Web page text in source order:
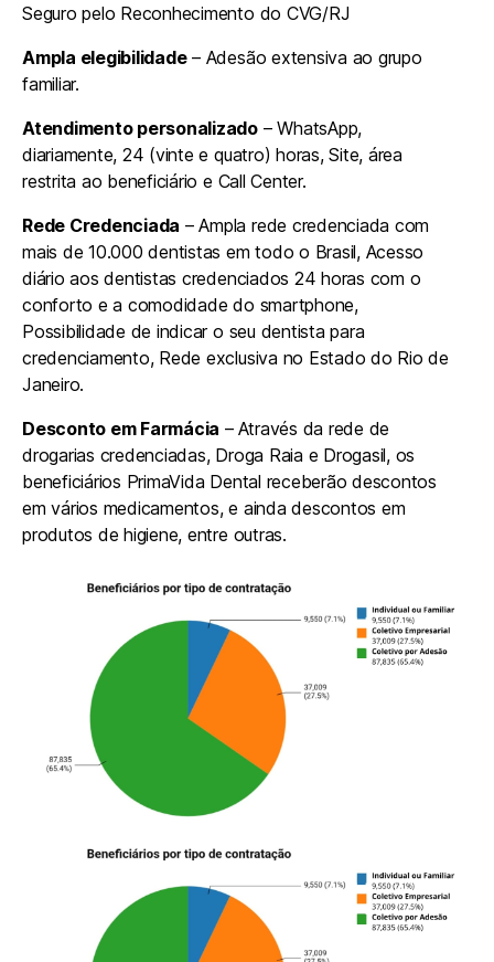
Seguro pelo Reconhecimento do CVG/RJ
Ampla elegibilidade– Adesão extensiva ao grupo
familiar.
Atendimento personalizado – WhatsApp,
diariamente, 24 (vinte e quatro) horas, Site, área
restrita ao beneficiário e Call Center.
Rede Credenciada – Ampla rede credenciada com
mais de 10.000 dentistas em todo o Brasil, Acesso
diário aos dentistas credenciados 24 horas com o
conforto e a comodidade do smartphone,
Possibilidade de indicar o seu dentista para
credenciamento, Rede exclusiva no Estado do Rio de
Janeiro.
Desconto em Farmácia – Através da rede de
drogarias credenciadas, Droga Raia e Drogasil, os
beneficiários PrimaVida Dental receberão descontos
em vários medicamentos, e ainda descontos em
produtos de higiene, entre outras.